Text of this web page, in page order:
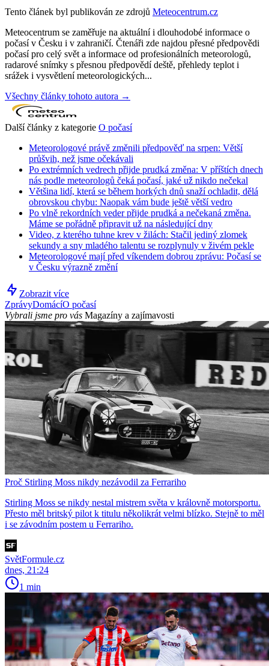
Tento článek byl publikován ze zdrojů Meteocentrum.cz
Meteocentrum se zaměřuje na aktuální i dlouhodobé informace o
počasí v Česku i v zahraničí. Čtenáři zde najdou přesné předpovědi
počasí pro celý svět a informace od profesionálních meteorologů,
radarové snímky s přesnou předpovědí deště, přehledy teplot i
srážek i vysvětlení meteorologických...
Všechny články tohoto autora →
Další články z kategorie O počasí
Meteorologové právě změnili předpověď na srpen: Větší
průšvih, než jsme očekávali
Po extrémních vedrech přijde prudká změna: V příštích dnech
nás podle meteorologů čeká počasí, jaké už nikdo nečekal
Většina lidí, která se během horkých dnů snaží ochladit, dělá
obrovskou chybu: Naopak vám bude ještě větší vedro
Po vlně rekordních veder přijde prudká a nečekaná změna.
Máme se pořádně připravit už na následující dny
Video, z kterého tuhne krev v žilách: Stačil jediný zlomek
sekundy a sny mladého talentu se rozplynuly v živém pekle
Meteorologové mají před víkendem dobrou zprávu: Počasí se
v Česku výrazně změní
Zobrazit více
ZprávyDomácíO počasí
Vybrali jsme pro vás Magazíny a zajímavosti
Proč Stirling Moss nikdy nezávodil za Ferrariho
Stirling Moss se nikdy nestal mistrem světa v královně motorsportu.
Přesto měl britský pilot k titulu několikrát velmi blízko. Stejně to měl
i se závodním postem u Ferrariho.
SvětFormule.cz
dnes, 21:24
1 min